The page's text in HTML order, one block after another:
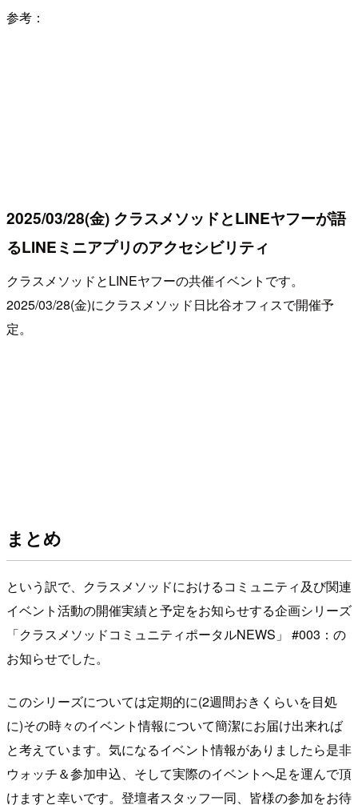
参考：
2025/03/28(金) クラスメソッドとLINEヤフーが語
るLINEミニアプリのアクセシビリティ
クラスメソッドとLINEヤフーの共催イベントです。
2025/03/28(金)にクラスメソッド日比谷オフィスで開催予
定。
まとめ
という訳で、クラスメソッドにおけるコミュニティ及び関連
イベント活動の開催実績と予定をお知らせする企画シリーズ
「クラスメソッドコミュニティポータルNEWS」 #003：の
お知らせでした。
このシリーズについては定期的に(2週間おきくらいを目処
に)その時々のイベント情報について簡潔にお届け出来れば
と考えています。気になるイベント情報がありましたら是非
ウォッチ＆参加申込、そして実際のイベントへ足を運んで頂
けますと幸いです。登壇者スタッフ一同、皆様の参加をお待